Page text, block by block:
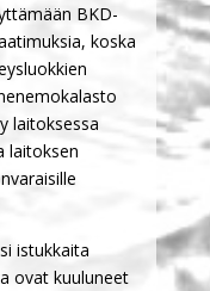
BKD-
koska
laitoksessa
laitoksen
istukkaita
ovat kuuluneet